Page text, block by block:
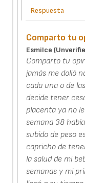
Respuesta
Comparto tu
Esmilce
Comparto tu
jamás me dolió
cada una o de
decide tener
placenta ya no
semana 38
subido de peso
capricho de
la salud de mi
semanas y mi